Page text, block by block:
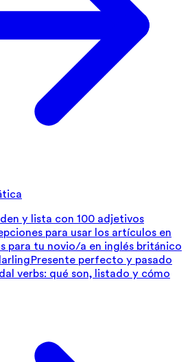
y lista con 100 adjetivos
para usar los artículos en
para tu novio/a en inglés británico
Presente perfecto y pasado
verbs: qué son, listado y cómo